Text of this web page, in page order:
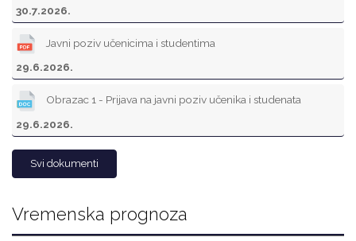
30.7.2026.
Javni poziv učenicima i studentima
29.6.2026.
Obrazac 1 - Prijava na javni poziv učenika i studenata
29.6.2026.
Svi dokumenti
Vremenska prognoza